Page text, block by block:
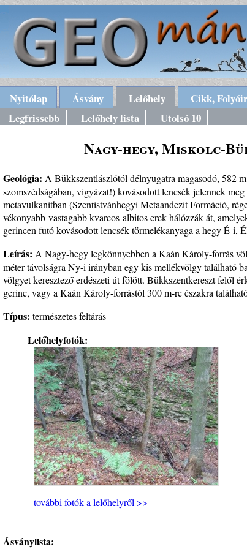
Nyitólap Ásvány Lelőhely Cikk,
Legfrissebb
Lelőhely lista Utolsó 10
Nagy-hegy, Miskolc-
Geológia: A Bükkszentlászlótól délnyugatra magasodó, 582
szomszédságában, vigyázat!) kovásodott lencsék jelennek
metavulkanitban (Szentistvánhegyi Metaandezit Formáció,
vékonyabb-vastagabb kvarcos-albitos erek hálózzák át,
gerincen futó kovásodott lencsék törmelékanyaga a hegy É-i,
Leírás: A Nagy-hegy legkönnyebben a Kaán Károly-forrás
méter távolságra Ny-i irányban egy kis mellékvölgy található
völgyet keresztező erdészeti út fölött. Bükkszentkereszt felől
gerinc, vagy a Kaán Károly-forrástól 300 m-re északra
Típus: természetes feltárás
Lelőhelyfotók:
további fotók a lelőhelyről >>
Ásványlista: